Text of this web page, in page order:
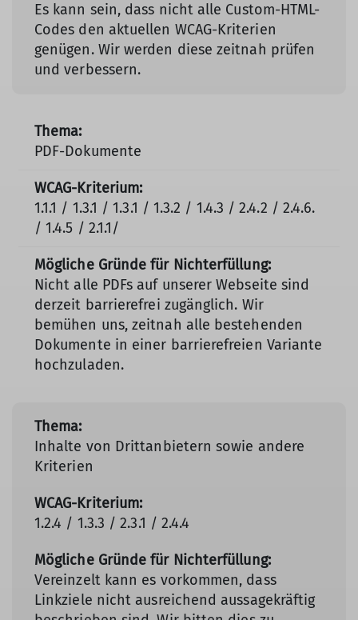
Es kann sein, dass nicht alle Custom-HTML-
Codes den aktuellen WCAG-Kriterien
genügen. Wir werden diese zeitnah prüfen
und verbessern.
PDF-Dokumente
1.1.1 / 1.3.1 / 1.3.1 / 1.3.2 / 1.4.3 / 2.4.2 / 2.4.6.
/ 1.4.5 / 2.1.1/
Nicht alle PDFs auf unserer Webseite sind
derzeit barrierefrei zugänglich. Wir
bemühen uns, zeitnah alle bestehenden
Dokumente in einer barrierefreien Variante
hochzuladen.
Inhalte von Drittanbietern sowie andere
Kriterien
1.2.4 / 1.3.3 / 2.3.1 / 2.4.4
Vereinzelt kann es vorkommen, dass
Linkziele nicht ausreichend aussagekräftig